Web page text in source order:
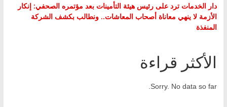
دار الخدمات ترد على رئيس هيئة التأمينات بعد مؤتمره الصحفي: إنكار
الأزمة لا ينهي معاناة أصحاب المعاشات.. ونطالب بكشف الشركة
المنفذة
الأكثر قراءة
Sorry. No data so far.